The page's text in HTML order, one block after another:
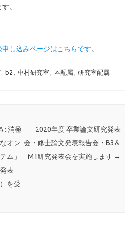
。
申し込みページはこちらです。
b2 中村研究室 本配属 研究室配属
: 消極
オン
ム」
表
を受
2020年度 卒業論文研究発表
会・修士論文発表報告会・B3＆
M1研究発表会を実施します →